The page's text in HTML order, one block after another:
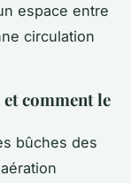
espace entre
circulation
comment le
bûches des